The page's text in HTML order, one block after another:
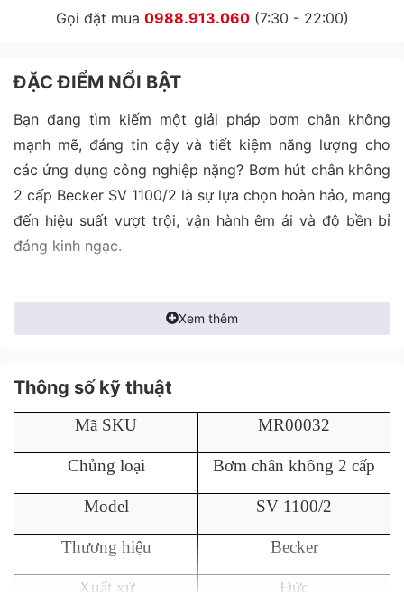
Gọi đặt mua 0988.913.060(7:30 - 22:00)
ĐẶC ĐIỂM NỔI BẬT
Bạn đang tìm kiếm một giải pháp bơm chân không
mạnh mẽ, đáng tin cậy và tiết kiệm năng lượng cho
các ứng dụng công nghiệp nặng? Bơm hút chân không
2 cấp Becker SV 1100/2 là sự lựa chọn hoàn hảo, mang
đến hiệu suất vượt trội, vận hành êm ái và độ bền bỉ
đáng kinh ngạc.
Xem thêm
Thông số kỹ thuật
Mã SKU MR00032
Chủng loại Bơm chân không 2 cấp
Model SV 1100/2
Thương hiệu Becker
Xuất xứ Đức